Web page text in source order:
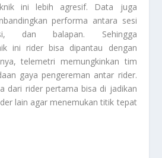
ini lebih agresif. Data juga
performa antara sesi
dan balapan. Sehingga
ini rider bisa dipantau dengan
telemetri memungkinkan tim
gaya pengereman antar rider.
dari rider pertama bisa di jadikan
lain agar menemukan titik tepat